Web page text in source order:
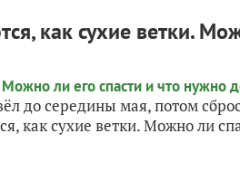
как сухие ветки.
до середины мая, потом
как сухие ветки. Можно ли